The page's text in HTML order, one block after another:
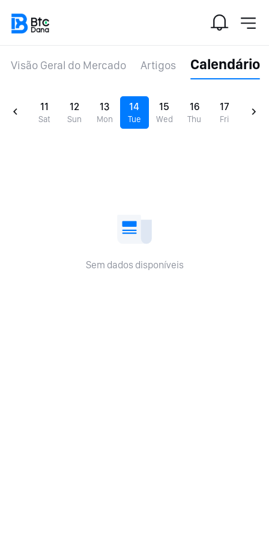
Visão Geral do Mercado Artigos Calendário
11
Sat
12
Sun
13
Mon
14
Tue
15
Wed
16
Thu
17
Fri
Sem dados disponíveis